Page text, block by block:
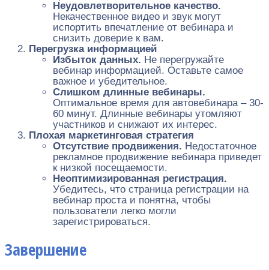
Неудовлетворительное качество.
Некачественное видео и звук могут
испортить впечатление от вебинара и
снизить доверие к вам.
Перегрузка информацией
Избыток данных. Не перегружайте
вебинар информацией. Оставьте самое
важное и убедительное.
Слишком длинные вебинары.
Оптимальное время для автовебинара – 30-
60 минут. Длинные вебинары утомляют
участников и снижают их интерес.
Плохая маркетинговая стратегия
Отсутствие продвижения. Недостаточное
рекламное продвижение вебинара приведет
к низкой посещаемости.
Неоптимизированная регистрация.
Убедитесь, что страница регистрации на
вебинар проста и понятна, чтобы
пользователи легко могли
зарегистрироваться.
Завершение